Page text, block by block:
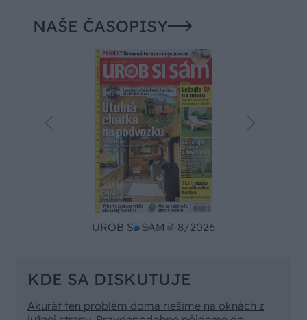
NAŠE ČASOPISY
UROB SI SÁM 7-8/2026
KDE SA DISKUTUJE
Akurát ten problém doma riešime na oknách z